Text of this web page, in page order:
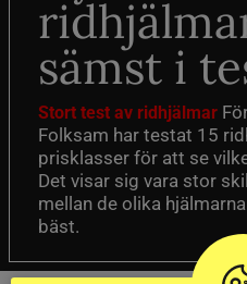
sämst i
Stort test av ridhjälmar
Folksam har testat 15
prisklasser för att se
Det visar sig vara stor
mellan de olika
bäst.